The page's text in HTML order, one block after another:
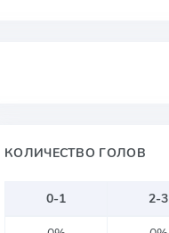
КОЛИЧЕСТВО ГОЛОВ
0-1 2-3